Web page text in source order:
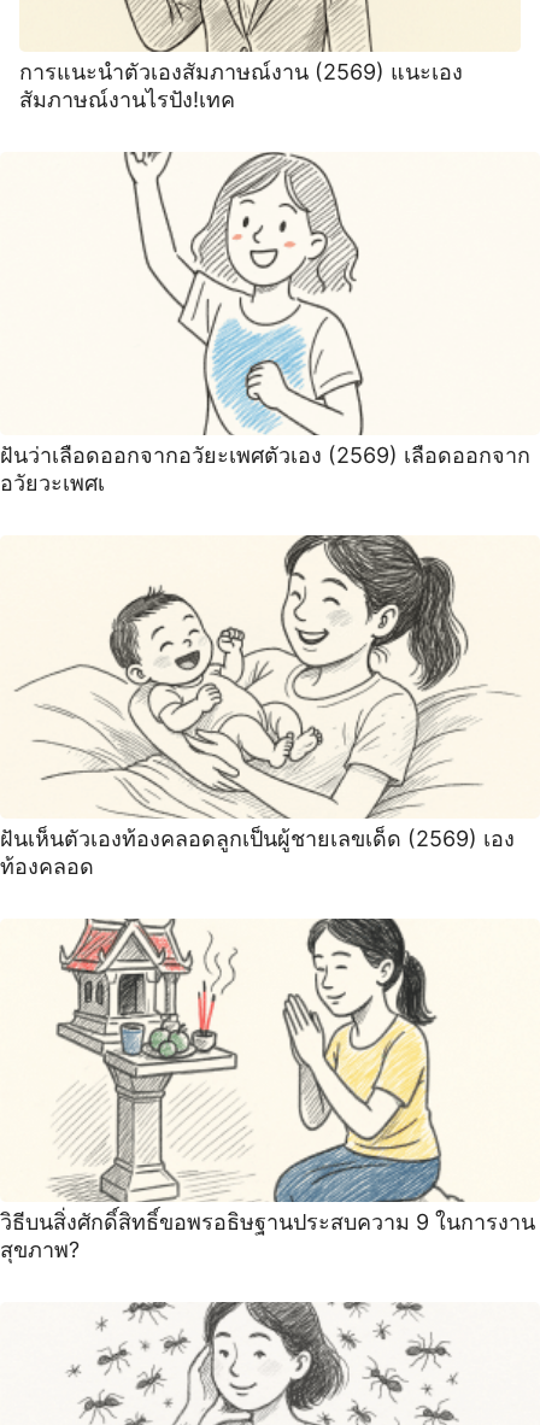
การแนะนําตัวเองสัมภาษณ์งาน (2569) แนะเอง
สัมภาษณ์งานไรปัง!เทค
ฝันว่าเลือดออกจากอวัยะเพศตัวเอง (2569) เลือดออกจาก
อวัยวะเพศเ
ฝันเห็นตัวเองท้องคลอดลูกเป็นผู้ชายเลขเด็ด (2569) เอง
ท้องคลอด
วิธีบนสิ่งศักดิ์สิทธิ์ขอพรอธิษฐานประสบความ 9 ในการงาน
สุขภาพ?